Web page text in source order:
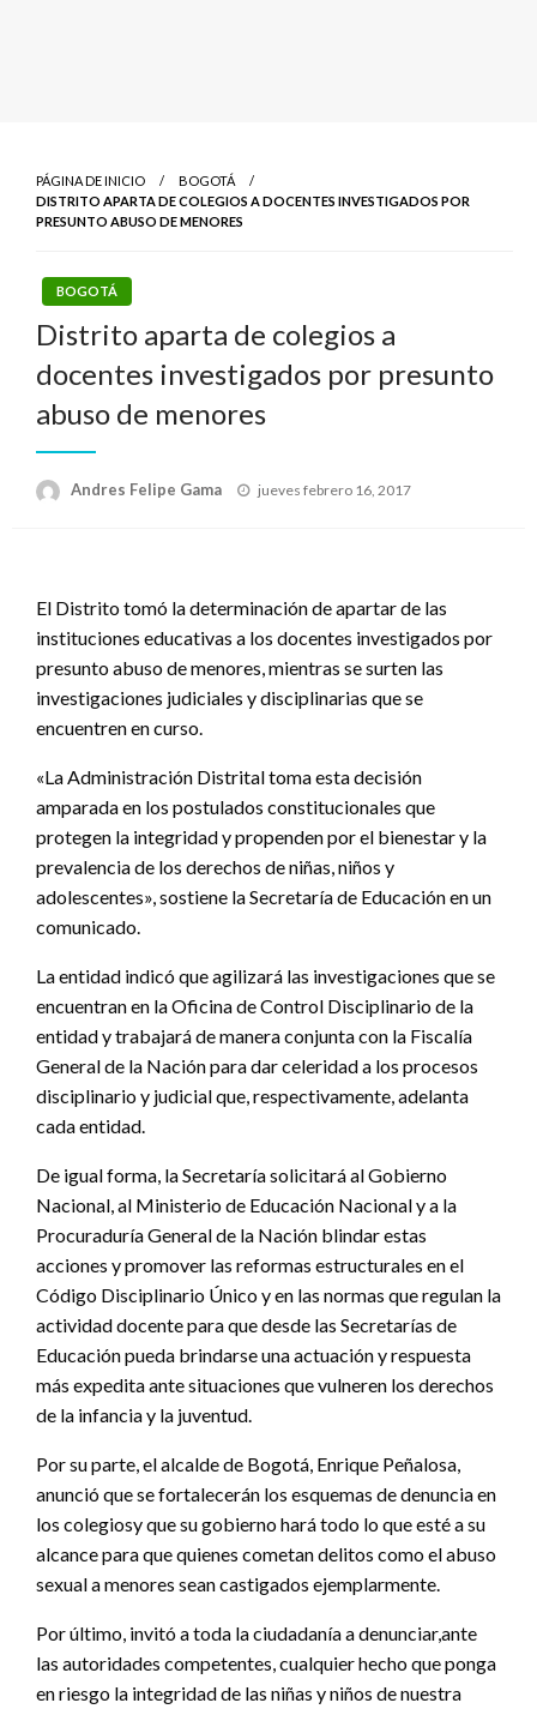
PÁGINA DE INICIO
BOGOTÁ
DISTRITO APARTA DE COLEGIOS A DOCENTES INVESTIGADOS POR
PRESUNTO ABUSO DE MENORES
BOGOTÁ
Distrito aparta de colegios a
docentes investigados por presunto
abuso de menores
Andres Felipe Gama
Publicado
jueves febrero 16, 2017
El Distrito tomó la determinación de apartar de las
instituciones educativas a los docentes investigados por
presunto abuso de menores, mientras se surten las
investigaciones judiciales y disciplinarias que se
encuentren en curso.
«La Administración Distrital toma esta decisión
amparada en los postulados constitucionales que
protegen la integridad y propenden por el bienestar y la
prevalencia de los derechos de niñas, niños y
adolescentes», sostiene la Secretaría de Educación en un
comunicado.
La entidad indicó que agilizará las investigaciones que se
encuentran en la Oficina de Control Disciplinario de la
entidad y trabajará de manera conjunta con la Fiscalía
General de la Nación para dar celeridad a los procesos
disciplinario y judicial que, respectivamente, adelanta
cada entidad.
De igual forma, la Secretaría solicitará al Gobierno
Nacional, al Ministerio de Educación Nacional y a la
Procuraduría General de la Nación blindar estas
acciones y promover las reformas estructurales en el
Código Disciplinario Único y en las normas que regulan la
actividad docente para que desde las Secretarías de
Educación pueda brindarse una actuación y respuesta
más expedita ante situaciones que vulneren los derechos
de la infancia y la juventud.
Por su parte, el alcalde de Bogotá, Enrique Peñalosa,
anunció que se fortalecerán los esquemas de denuncia en
los colegiosy que su gobierno hará todo lo que esté a su
alcance para que quienes cometan delitos como el abuso
sexual a menores sean castigados ejemplarmente.
Por último, invitó a toda la ciudadanía a denunciar,ante
las autoridades competentes, cualquier hecho que ponga
en riesgo la integridad de las niñas y niños de nuestra